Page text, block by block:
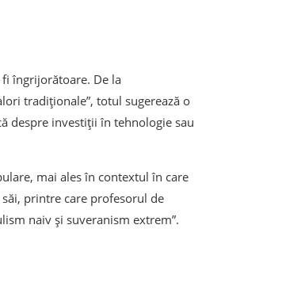
fi îngrijorătoare. De la
tradiționale”, totul sugerează o
despre investiții în tehnologie sau
mai ales în contextul în care
printre care profesorul de
naiv și suveranism extrem”.